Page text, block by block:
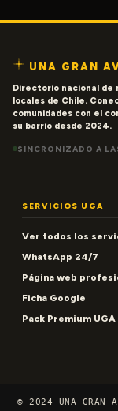
UNA GRAN
Directorio nacional de
locales de Chile.
comunidades con el
su barrio desde 2024.
SINCRONIZADO A
SERVICIOS UGA
Ver todos los
WhatsApp 24/7
Página web
Ficha Google
Pack Premium UGA
© 2024 UNA GRAN